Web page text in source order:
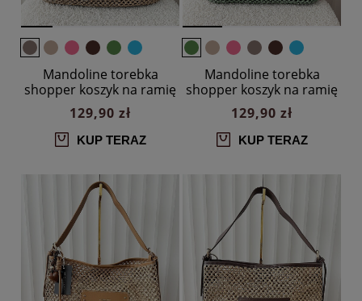
Mandoline torebka
shopper koszyk na ramię
taupe z napisem
129,90 zł
KUP TERAZ
Mandoline torebka
shopper koszyk na ramię
zielona z napisem
129,90 zł
KUP TERAZ